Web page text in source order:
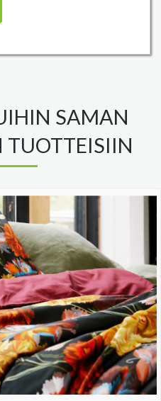
SAMAN
TUOTTEISIIN